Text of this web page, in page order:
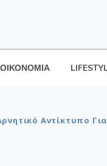
ΟΙΚΟΝΟΜΙΑ
Αντίκτυπο